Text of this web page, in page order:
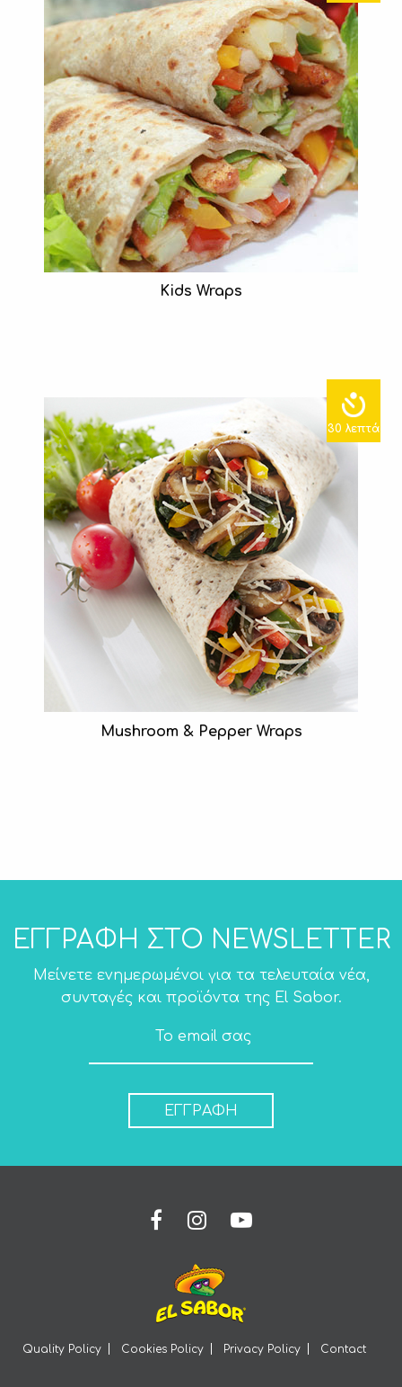
Kids Wraps
30 λεπτά
Mushroom & Pepper Wraps
ΕΓΓΡΑΦΗ ΣΤΟ NEWSLETTER
Μείνετε ενημερωμένοι για τα τελευταία νέα,
συνταγές και προϊόντα της El Sabor.
ΕΓΓΡΑΦΗ
Quality Policy Cookies Policy Privacy Policy Contact